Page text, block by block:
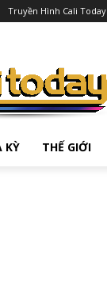
Truyền Hình Cali Today
KỲ THẾ GIỚI